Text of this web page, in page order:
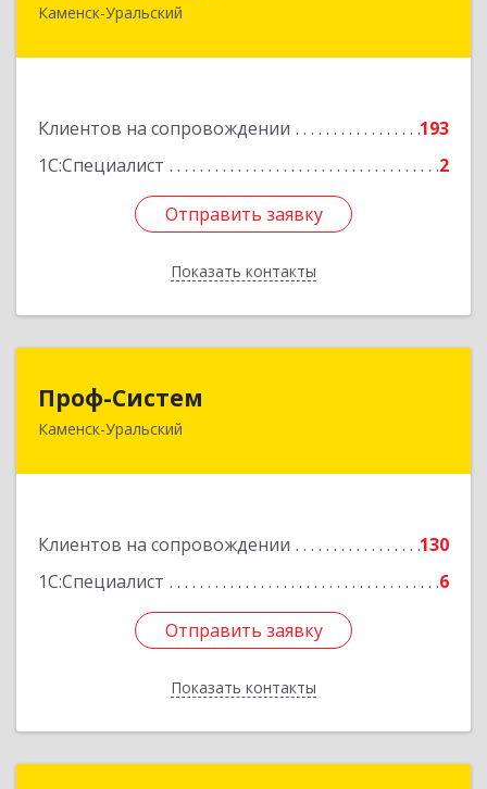
Каменск-Уральский
Клиентов на сопровождении
193
1С:Специалист
2
Отправить заявку
Показать контакты
623406, Свердловская обл, Каменск-Уральский
Отправить заявку
Назад
Проф-Систем
Каменск-Уральский
Клиентов на сопровождении
130
1С:Специалист
6
Отправить заявку
Показать контакты
623406, Свердловская обл, Каменск-Уральский
Отправить заявку
Назад